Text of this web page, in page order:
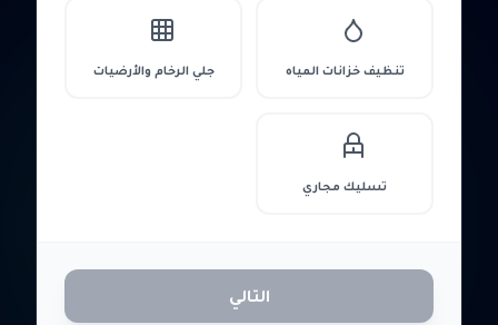
تنظيف خزانات المياه جلي الرخام والأرضيات
تسليك مجاري
التالي